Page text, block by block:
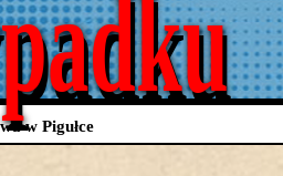
w Pigułce